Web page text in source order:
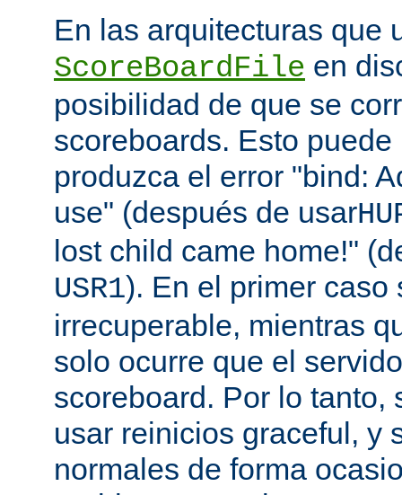
En las arquitecturas que
ScoreBoardFile en
posibilidad de que se
scoreboards. Esto
produzca el error "bind:
use" (después de usar
lost child came home!"
USR1). En el primer caso
irrecuperable, mientras
solo ocurre que el
scoreboard. Por lo tanto,
usar reinicios graceful, y
normales de forma